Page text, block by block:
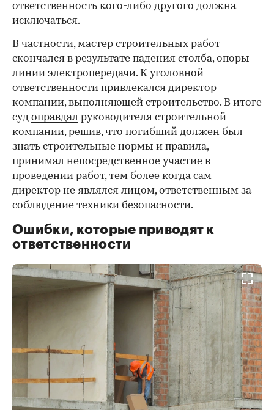
ответственность кого-либо другого должна
исключаться.
В частности, мастер строительных работ
скончался в результате падения столба, опоры
линии электропередачи. К уголовной
ответственности привлекался директор
компании, выполняющей строительство. В итоге
суд оправдал руководителя строительной
компании, решив, что погибший должен был
знать строительные нормы и правила,
принимал непосредственное участие в
проведении работ, тем более когда сам
директор не являлся лицом, ответственным за
соблюдение техники безопасности.
Ошибки, которые приводят к
ответственности